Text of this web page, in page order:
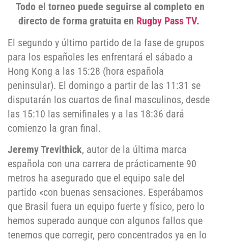
Todo el torneo puede seguirse al completo en
directo de forma gratuita en Rugby Pass TV.
El segundo y último partido de la fase de grupos
para los españoles les enfrentará el sábado a
Hong Kong a las 15:28 (hora española
peninsular). El domingo a partir de las 11:31 se
disputarán los cuartos de final masculinos, desde
las 15:10 las semifinales y a las 18:36 dará
comienzo la gran final.
Jeremy Trevithick, autor de la última marca
española con una carrera de prácticamente 90
metros ha asegurado que el equipo sale del
partido «con buenas sensaciones. Esperábamos
que Brasil fuera un equipo fuerte y físico, pero lo
hemos superado aunque con algunos fallos que
tenemos que corregir, pero concentrados ya en lo